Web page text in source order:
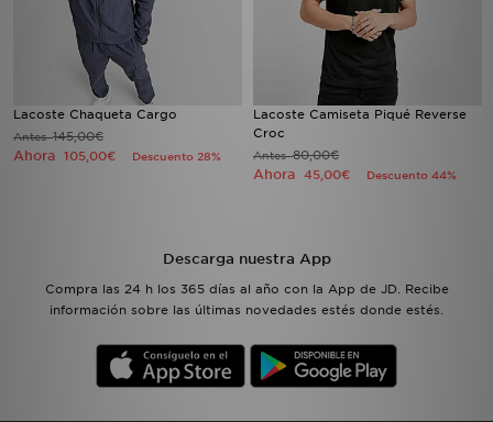
Lacoste Chaqueta Cargo
Antes145,00€
Ahora 105,00€ Descuento 28%
Lacoste Camiseta Piqué Reverse
Croc
Antes80,00€
Ahora 45,00€ Descuento 44%
Descarga nuestra App
Compra las 24 h los 365 días al año con la App de JD. Recibe
información sobre las últimas novedades estés donde estés.